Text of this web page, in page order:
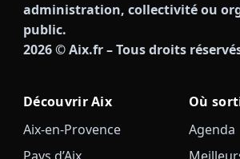
administration, collectivité ou
public.
2026© Aix.fr – Tous droits
Découvrir Aix
Aix-en-Provence
Où
Agenda